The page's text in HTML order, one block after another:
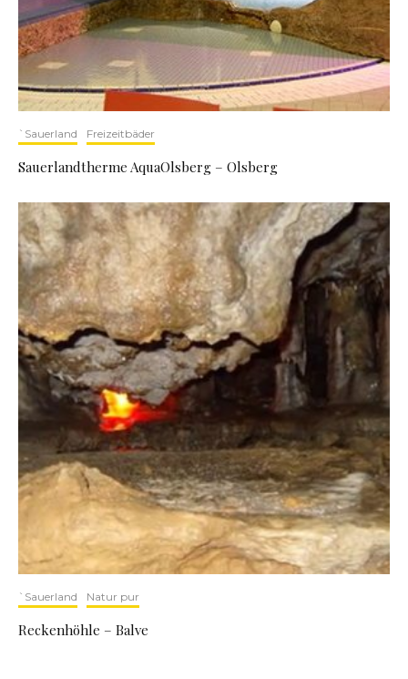
`Sauerland Freizeitbäder
Sauerlandtherme AquaOlsberg – Olsberg
`Sauerland Natur pur
Reckenhöhle – Balve